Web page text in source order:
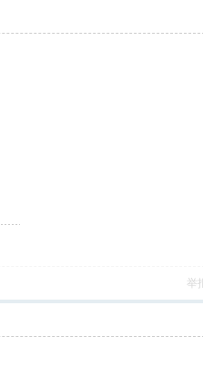
举